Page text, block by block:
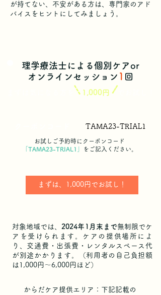
が持てない、不安がある方は、専門家のアド
バイスをヒントにしてみましょう。
理学療法士による個別ケアor
オンラインセッション 1 回
まずは気になる方を 1,000円
TAMA23-TRIAL1
お試しご予約時にクーポンコード
「TAMA23-TRIAL1」
をご記入ください。
​まずは、1,000円でお試し！
対象地域では、 2024年1月末まで無制限でケ
アを受けられます。ケアの提供場所によ
り、交通費・出張費・レンタルスペース代
が別途かかります。（利用者の自己負担額
は1,000円～6,000円ほど）
からだケア提供エリア：下記記載の